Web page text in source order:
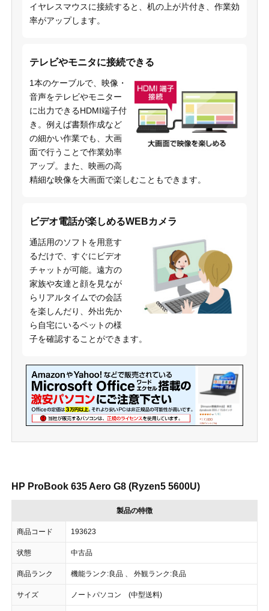
イヤレスマウスに接続すると、机の上が片付き、作業効
率がアップします。
テレビやモニタに接続できる
1本のケーブルで、映像・
音声をテレビやモニター
に出力できるHDMI端子付
き。例えば書類作成など
の細かい作業でも、大画
面で行うことで作業効率
アップ。また、映画の高
精細な映像を大画面で楽しむこともできます。
ビデオ電話が楽しめるWEBカメラ
通話用のソフトを用意す
るだけで、すぐにビデオ
チャットが可能。遠方の
家族や友達と顔を見なが
らリアルタイムでの会話
を楽しんだり、外出先か
ら自宅にいるペットの様
子を確認することができます。
HP ProBook 635 Aero G8 (Ryzen5 5600U)
製品の特徴
商品コード 193623
状態 中古品
商品ランク 機能ランク:良品 、 外観ランク:良品
サイズ ノートパソコン (中型送料)